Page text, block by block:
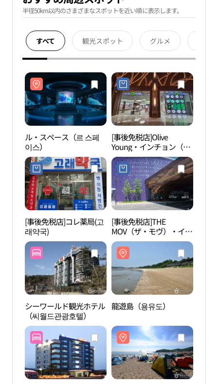
半径50km以内のさまざまなスポットを近い順に表示します。
すべて 観光スポット グルメ
ル・スペース（르 스페
이스）
[事後免税店]Olive
Young・インチョン（仁
川）インスパイア店(올
리브영 인천인스파이어
점)
[事後免税店]コレ薬局(고
래약국)
[事後免税店]THE
MOV（ザ・モヴ）・イン
スパイア店(더모브 인스
파이어점)
シーワールド観光ホテル
（씨월드관광호텔）
龍遊島（용유도）